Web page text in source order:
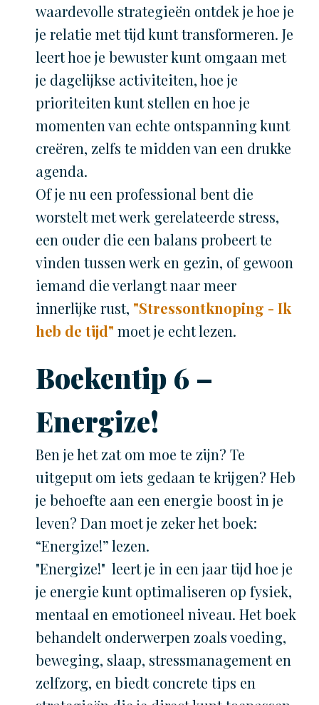
waardevolle strategieën ontdek je hoe je
je relatie met tijd kunt transformeren. Je
leert hoe je bewuster kunt omgaan met
je dagelijkse activiteiten, hoe je
prioriteiten kunt stellen en hoe je
momenten van echte ontspanning kunt
creëren, zelfs te midden van een drukke
agenda.
Of je nu een professional bent die
worstelt met werk gerelateerde stress,
een ouder die een balans probeert te
vinden tussen werk en gezin, of gewoon
iemand die verlangt naar meer
innerlijke rust, "Stressontknoping - Ik
heb de tijd" moet je echt lezen.
Boekentip 6 –
Energize!
Ben je het zat om moe te zijn? Te
uitgeput om iets gedaan te krijgen? Heb
je behoefte aan een energie boost in je
leven? Dan moet je zeker het boek:
“Energize!” lezen.
"Energize!" leert je in een jaar tijd hoe je
je energie kunt optimaliseren op fysiek,
mentaal en emotioneel niveau. Het boek
behandelt onderwerpen zoals voeding,
beweging, slaap, stressmanagement en
zelfzorg, en biedt concrete tips en